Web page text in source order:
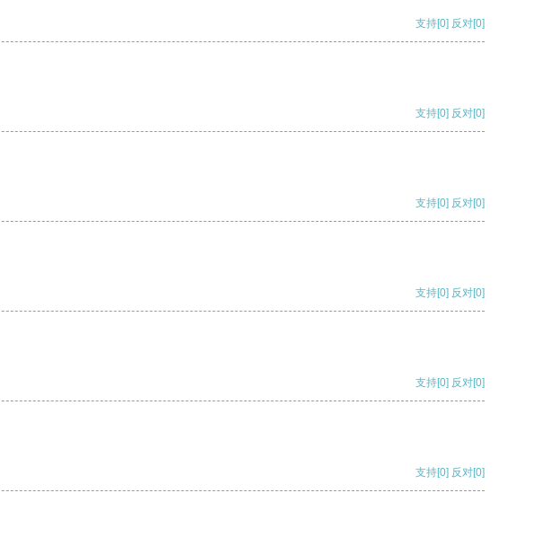
支持[0] 反对[0]
支持[0] 反对[0]
支持[0] 反对[0]
支持[0] 反对[0]
支持[0] 反对[0]
支持[0] 反对[0]